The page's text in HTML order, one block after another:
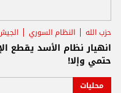
حزب الله النظام السوري
انهيار نظام الأسد يقطع
حتمي وإلا!
محليات